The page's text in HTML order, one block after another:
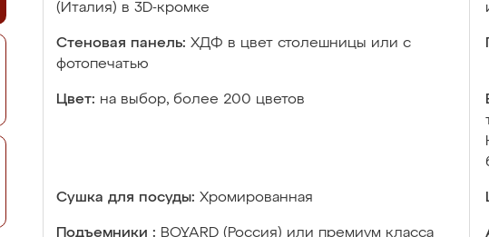
(Италия) в 3D-кромке
Стеновая панель: ХДФ в цвет столешницы или с
фотопечатью
Цвет: на выбор, более 200 цветов
Сушка для посуды: Хромированная
Подъемники : BOYARD (Россия) или премиум класса